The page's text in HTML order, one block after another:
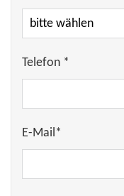
Telefon *
E-Mail*